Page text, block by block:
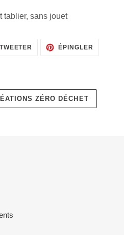
tablier, sans jouet
TWEETER TWEETER
SUR
ÉPINGLER
ZÉRO DÉCHET